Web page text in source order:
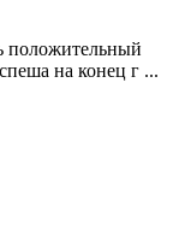
положительный
на конец г ...